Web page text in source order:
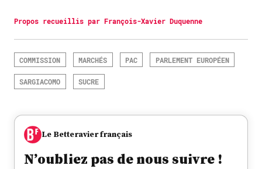
Propos recueillis par François-Xavier Duquenne
COMMISSION MARCHÉS PAC PARLEMENT EUROPÉEN
SARGIACOMO SUCRE
Le Betteravier français
N’oubliez pas de nous suivre !